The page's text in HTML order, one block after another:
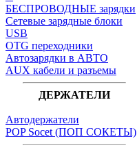
БЕСПРОВОДНЫЕ зарядки
Сетевые зарядные блоки
USB
OTG переходники
Автозарядки в АВТО
AUX кабели и разъемы
ДЕРЖАТЕЛИ
Автодержатели
POP Socet (ПОП СОКЕТЫ)